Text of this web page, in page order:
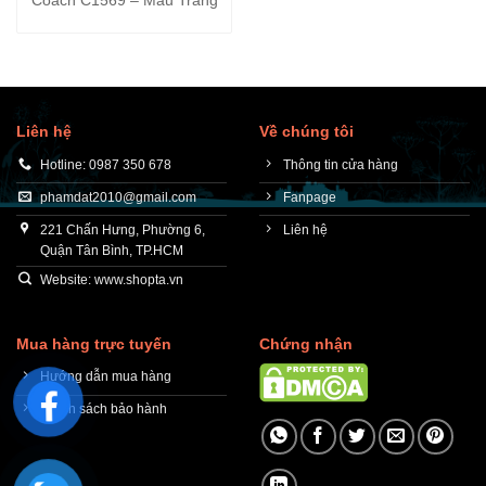
1,950,000₫.
Liên hệ
Hotline: 0987 350 678
phamdat2010@gmail.com
221 Chấn Hưng, Phường 6,
Quận Tân Bình, TP.HCM
Website: www.shopta.vn
Về chúng tôi
Thông tin cửa hàng
Fanpage
Liên hệ
Mua hàng trực tuyến
Hướng dẫn mua hàng
Chính sách bảo hành
Chứng nhận